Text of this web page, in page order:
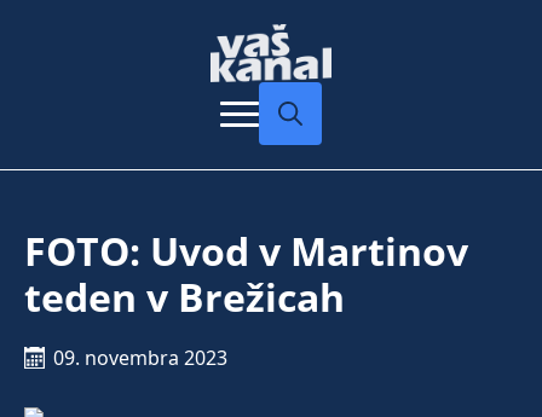
FOTO: Uvod v Martinov
teden v Brežicah
09. novembra 2023